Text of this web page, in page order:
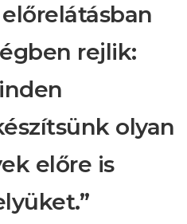
rejlik:
olyan
előre is